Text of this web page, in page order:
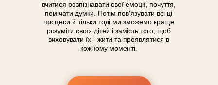
вчитися розпізнавати свої емоції, почуття,
помічати думки. Потім пов'язувати всі ці
процеси й тільки тоді ми зможемо краще
розуміти своїх дітей і замість того, щоб
виховувати їх - жити та проявлятися в
кожному моменті.